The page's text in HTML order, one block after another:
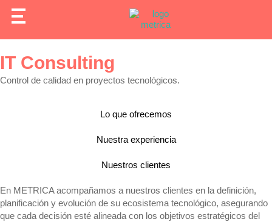
IT Consulting
Control de calidad en proyectos tecnológicos.
Lo que ofrecemos
Nuestra experiencia
Nuestros clientes
En METRICA acompañamos a nuestros clientes en la definición,
planificación y evolución de su ecosistema tecnológico, asegurando
que cada decisión esté alineada con los objetivos estratégicos del